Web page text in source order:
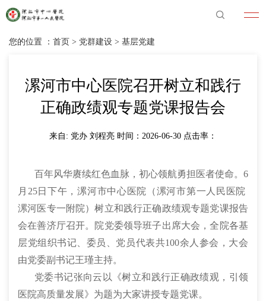
您的位置 ： 首页 > 党群建设 > 基层党建
漯河市中心医院召开树立和践行
正确政绩观专题党课报告会
来自: 党办 刘程亮 时间：2026-06-30 点击率：
百年风华赓续红色血脉，初心领航勇担医者使命。6
月25日下午，漯河市中心医院（漯河市第一人民医院
漯河医专一附院）树立和践行正确政绩观专题党课报告
会在善济厅召开。院党委领导班子出席大会，全院各基
层党组织书记、委员、党员代表共100余人参会，大会
由党委副书记王瑾主持。
党委书记张向云以《树立和践行正确政绩观，引领
医院高质量发展》为题为大家讲授专题党课。